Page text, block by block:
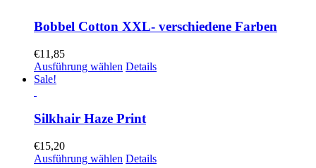
Bobbel Cotton XXL- verschiedene Farben
€11,85
Ausführung wählen Details
Sale!
Silkhair Haze Print
€15,20
Ausführung wählen Details